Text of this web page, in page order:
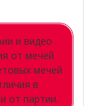
и видео
от мечей
мечей
в
от партии.